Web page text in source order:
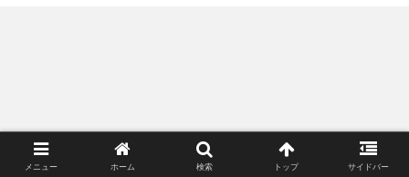
メニュー ホーム 検索 トップ サイドバー